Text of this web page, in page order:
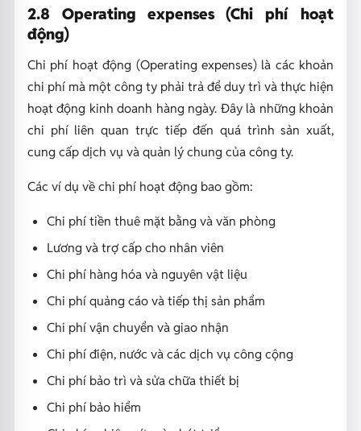
2.8 Operating expenses (Chi phí hoạt
động)
Chi phí hoạt động (Operating expenses) là các khoản
chi phí mà một công ty phải trả để duy trì và thực hiện
hoạt động kinh doanh hàng ngày. Đây là những khoản
chi phí liên quan trực tiếp đến quá trình sản xuất,
cung cấp dịch vụ và quản lý chung của công ty.
Các ví dụ về chi phí hoạt động bao gồm:
Chi phí tiền thuê mặt bằng và văn phòng
Lương và trợ cấp cho nhân viên
Chi phí hàng hóa và nguyên vật liệu
Chi phí quảng cáo và tiếp thị sản phẩm
Chi phí vận chuyển và giao nhận
Chi phí điện, nước và các dịch vụ công cộng
Chi phí bảo trì và sửa chữa thiết bị
Chi phí bảo hiểm